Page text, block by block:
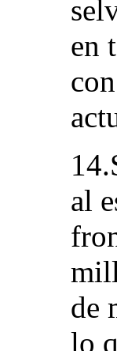
en
al
de
lo